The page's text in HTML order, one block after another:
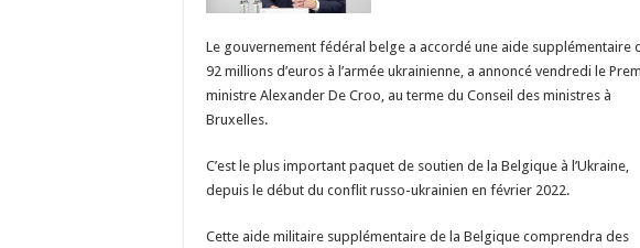
Le gouvernement fédéral belge a accordé une aide supplémentaire
92 millions d’euros à l’armée ukrainienne, a annoncé vendredi le
ministre Alexander De Croo, au terme du Conseil des ministres à
Bruxelles.
C’est le plus important paquet de soutien de la Belgique à l’Ukraine,
depuis le début du conflit russo-ukrainien en février 2022.
Cette aide militaire supplémentaire de la Belgique comprendra des